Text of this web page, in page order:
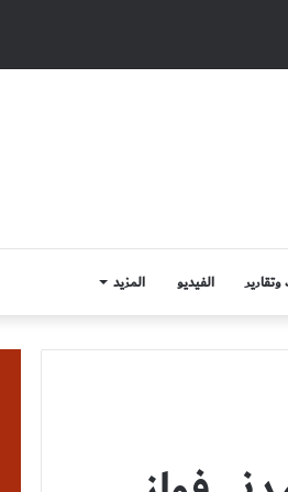
الفيديو المزيد